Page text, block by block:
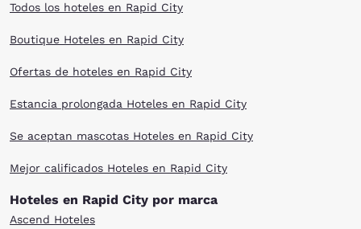
Todos los hoteles en Rapid City
Boutique Hoteles en Rapid City
Ofertas de hoteles en Rapid City
Estancia prolongada Hoteles en Rapid City
Se aceptan mascotas Hoteles en Rapid City
Mejor calificados Hoteles en Rapid City
Hoteles en Rapid City por marca
Ascend Hoteles